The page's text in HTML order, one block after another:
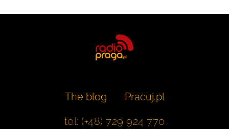
The blog
Pracuj.pl
tel: (+48) 729 924 770